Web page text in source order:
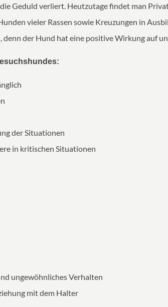
Geduld verliert. Heutzutage findet man
vieler Rassen sowie Kreuzungen in
der Hund hat eine positive Wirkung auf
der Situationen
in kritischen Situationen
ungewöhnliches Verhalten
mit dem Halter